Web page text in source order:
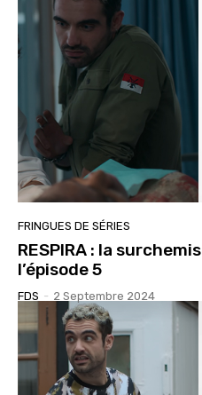
FRINGUES DE SÉRIES
RESPIRA : la
l’épisode 5
FDS - 2 Septembre 2024